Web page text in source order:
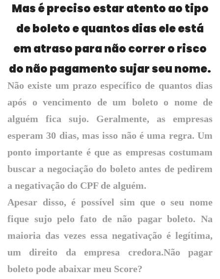
Mas é preciso estar atento ao tipo
de boleto e quantos dias ele está
em atraso para não correr o risco
do não pagamento sujar seu nome.
Não existe um prazo específico de quantos dias
após o vencimento de um boleto o nome de
alguém fica sujo. Geralmente, as empresas
esperam 30 dias, mas isso não é uma regra. Um
ponto importante é que as empresas costumam
buscar a negociação do boleto antes de pedirem
a negativação do CPF de alguém.
Apesar disso, é possível sim que o seu nome
fique sujo pelo fato de não pagar boleto. Na
maioria das vezes essa negativação é legítima,
um direito da empresa credora.Não pagar
boleto pode abaixar meu Score?